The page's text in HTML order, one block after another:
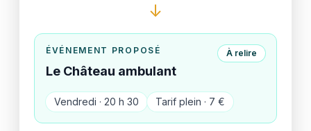
↓
ÉVÉNEMENT PROPOSÉ
Le Château ambulant
À relire
Vendredi · 20 h 30 Tarif plein · 7 €